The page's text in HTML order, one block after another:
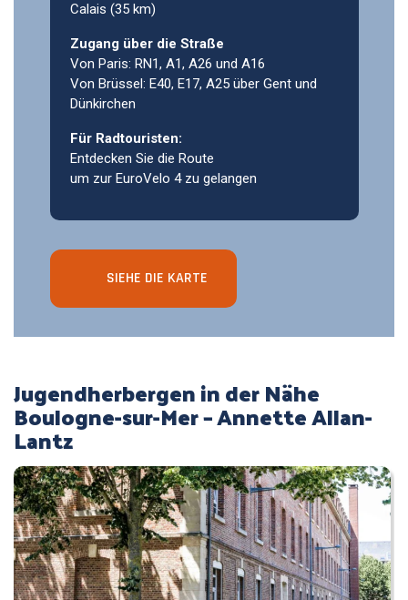
Calais (35 km)
Zugang über die Straße
Von Paris: RN1, A1, A26 und A16
Von Brüssel: E40, E17, A25 über Gent und
Dünkirchen
Für Radtouristen:
Entdecken Sie die Route
um zur EuroVelo 4 zu gelangen
SIEHE DIE KARTE
Jugendherbergen in der Nähe
Boulogne-sur-Mer – Annette Allan-
Lantz